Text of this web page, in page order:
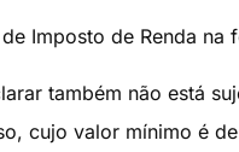
Imposto de Renda
também não está
cujo valor mínimo é